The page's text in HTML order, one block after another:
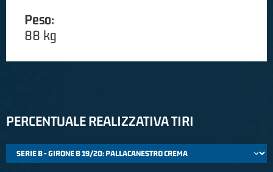
Peso:
88 kg
PERCENTUALE REALIZZATIVA TIRI